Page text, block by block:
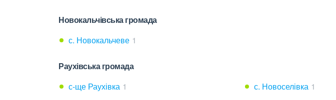
Новокальчівська громада
с. Новокальчеве 1
Раухівська громада
с-ще Раухівка 1 с. Новоселівка 1